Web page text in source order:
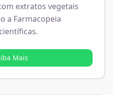
extratos vegetais
a Farmacopeia
Mais